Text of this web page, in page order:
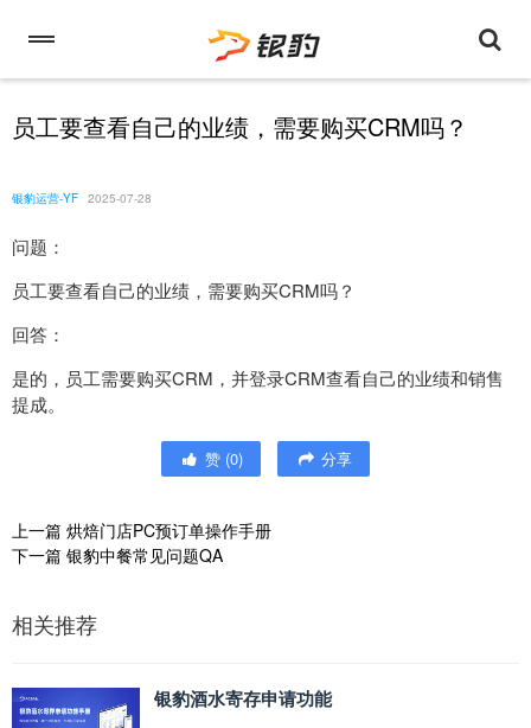
员工要查看自己的业绩，需要购买CRM吗？
银豹运营-YF 2025-07-28
问题：
员工要查看自己的业绩，需要购买CRM吗？
回答：
是的，员工需要购买CRM，并登录CRM查看自己的业绩和销售
提成。
赞 (0) 分享
上一篇 烘焙门店PC预订单操作手册
下一篇 银豹中餐常见问题QA
相关推荐
银豹酒水寄存申请功能